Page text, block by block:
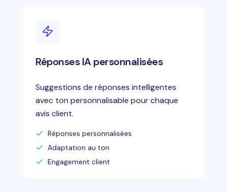
Réponses IA personnalisées
Suggestions de réponses intelligentes
avec ton personnalisable pour chaque
avis client.
Réponses personnalisées
Adaptation au ton
Engagement client